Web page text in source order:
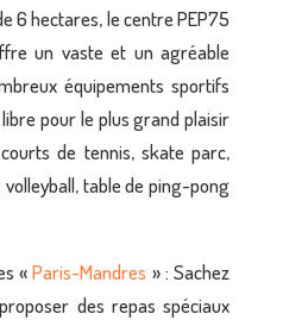
6 hectares, le centre PEP75
un vaste et un agréable
équipements sportifs
pour le plus grand plaisir
de tennis, skate parc,
table de ping-pong
«Paris-Mandres » : Sachez
des repas spéciaux